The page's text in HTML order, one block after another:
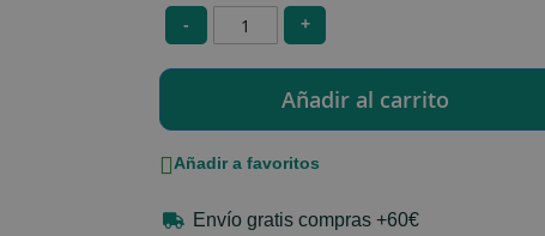
- +
Añadir a favoritos
Envío gratis compras +60€